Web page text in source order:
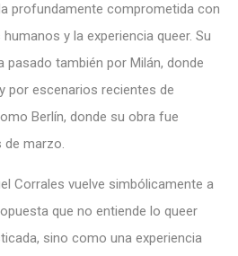
profundamente comprometida con
y la experiencia queer. Su
pasado también por Milán, donde
por escenarios recientes de
Berlín, donde su obra fue
de marzo.
Corrales vuelve simbólicamente a
que no entiende lo queer
sino como una experiencia